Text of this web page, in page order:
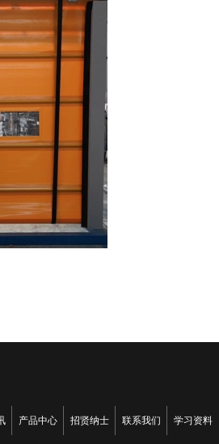
产品中心 招贤纳士 联系我们 学习资料